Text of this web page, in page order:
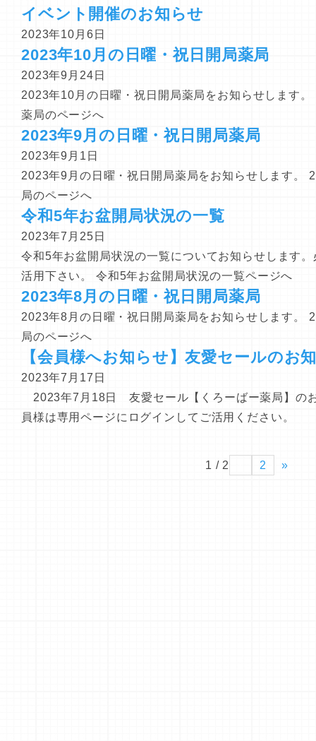
イベント開催のお知らせ
2023年10月6日
2023年10月の日曜・祝日開局薬局
2023年9月24日
2023年10月の日曜・祝日開局薬局をお知らせします
薬局のページへ
2023年9月の日曜・祝日開局薬局
2023年9月1日
2023年9月の日曜・祝日開局薬局をお知らせします。
局のページへ
令和5年お盆開局状況の一覧
2023年7月25日
令和5年お盆開局状況の一覧についてお知らせします
活用下さい。 令和5年お盆開局状況の一覧ページへ
2023年8月の日曜・祝日開局薬局
2023年8月の日曜・祝日開局薬局をお知らせします。
局のページへ
【会員様へお知らせ】友愛セールのお
2023年7月17日
2023年7月18日 友愛セール【くろーばー薬局】の
員様は専用ページにログインしてご活用ください。
1 / 2 2 »